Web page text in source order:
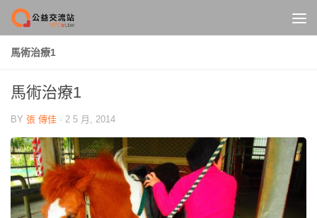
Skip to content
馬術治療1
馬術治療1
BY 張 傳佳 · 2 5 月, 2014